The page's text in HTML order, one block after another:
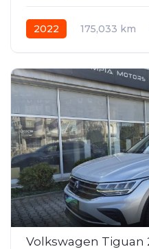
2022 175,033 km